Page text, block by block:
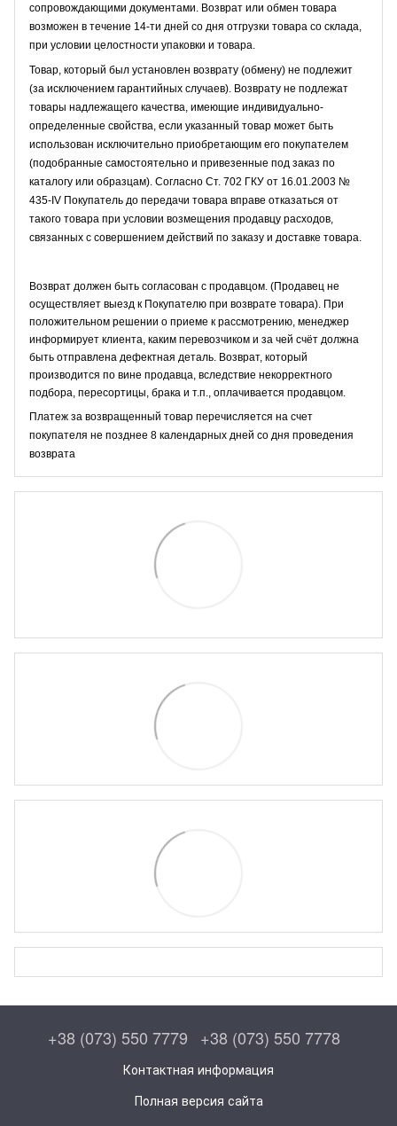
сопровождающими документами. Возврат или обмен товара
возможен в течение 14-ти дней со дня отгрузки товара со склада,
при условии целостности упаковки и товара.
Товар, который был установлен возврату (обмену) не подлежит
(за исключением гарантийных случаев). Возврату не подлежат
товары надлежащего качества, имеющие индивидуально-
определенные свойства, если указанный товар может быть
использован исключительно приобретающим его покупателем
(подобранные самостоятельно и привезенные под заказ по
каталогу или образцам). Согласно Ст. 702 ГКУ от 16.01.2003 №
435-IV Покупатель до передачи товара вправе отказаться от
такого товара при условии возмещения продавцу расходов,
связанных с совершением действий по заказу и доставке товара.
Возврат должен быть согласован с продавцом. (Продавец не
осуществляет выезд к Покупателю при возврате товара). При
положительном решении о приеме к рассмотрению, менеджер
информирует клиента, каким перевозчиком и за чей счёт должна
быть отправлена дефектная деталь. Возврат, который
производится по вине продавца, вследствие некорректного
подбора, пересортицы, брака и т.п., оплачивается продавцом.
Платеж за возвращенный товар перечисляется на счет
покупателя не позднее 8 календарных дней со дня проведения
возврата
+38 (073) 550 7779 +38 (073) 550 7778
Контактная информация
Полная версия сайта